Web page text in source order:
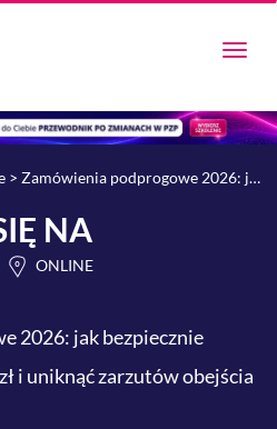
> Zamówienia podprogowe 2026: jak bezpiecznie stosować próg 170.000 zł i uniknąć zarzutów obejścia PZP
NA
ONLINE
2026: jak bezpiecznie
i uniknąć zarzutów obejścia